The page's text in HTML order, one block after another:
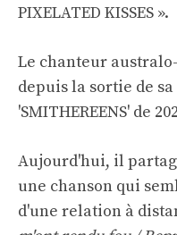
PIXELATED KISSES ».
Le chanteur
depuis la sortie de
'SMITHEREENS' de
Aujourd'hui, il partage
une chanson qui
d'une relation à